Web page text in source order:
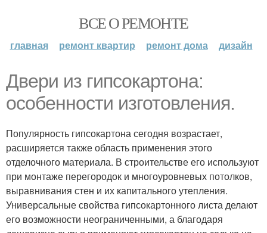
ВСЕ О РЕМОНТЕ
главная ремонт квартир ремонт дома дизайн
Двери из гипсокартона:
особенности изготовления.
Популярность гипсокартона сегодня возрастает,
расширяется также область применения этого
отделочного материала. В строительстве его используют
при монтаже перегородок и многоуровневых потолков,
выравнивания стен и их капитального утепления.
Универсальные свойства гипсокартонного листа делают
его возможности неограниченными, а благодаря